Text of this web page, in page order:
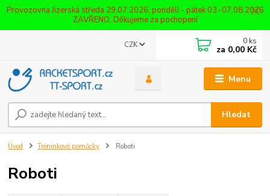
Provozovna Jizerská středa 29.07.2026, pondělí - pátek 03.-07.08.2026
ZAVŘENO. Děkujeme za pochopení
Menu
CZK
Hledat
0 ks
za 0,00 Kč
Úvod Tréninkové pomůcky Roboti
Roboti